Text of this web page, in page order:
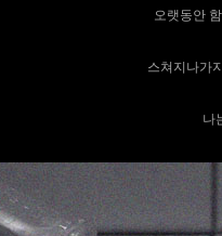
오랫동안
스쳐지나가
나